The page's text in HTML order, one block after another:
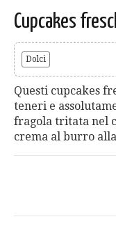
Cupcakes
Dolci
Questi cupcakes
teneri e
fragola tritata nel
crema al burro